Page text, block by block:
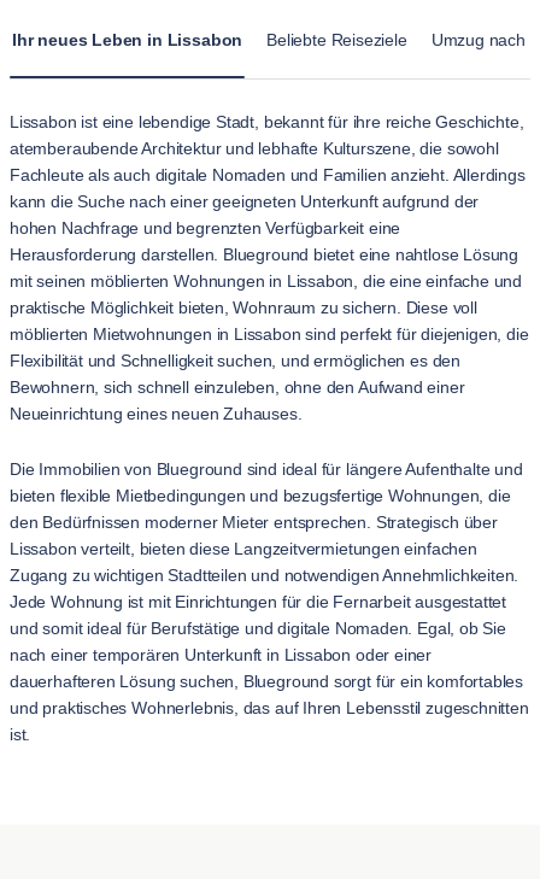
Ihr neues Leben in Lissabon Beliebte Reiseziele Umzug nach
Lissabon ist eine lebendige Stadt, bekannt für ihre reiche Geschichte,
atemberaubende Architektur und lebhafte Kulturszene, die sowohl
Fachleute als auch digitale Nomaden und Familien anzieht. Allerdings
kann die Suche nach einer geeigneten Unterkunft aufgrund der
hohen Nachfrage und begrenzten Verfügbarkeit eine
Herausforderung darstellen. Blueground bietet eine nahtlose Lösung
mit seinen möblierten Wohnungen in Lissabon, die eine einfache und
praktische Möglichkeit bieten, Wohnraum zu sichern. Diese voll
möblierten Mietwohnungen in Lissabon sind perfekt für diejenigen, die
Flexibilität und Schnelligkeit suchen, und ermöglichen es den
Bewohnern, sich schnell einzuleben, ohne den Aufwand einer
Neueinrichtung eines neuen Zuhauses.
Die Immobilien von Blueground sind ideal für längere Aufenthalte und
bieten flexible Mietbedingungen und bezugsfertige Wohnungen, die
den Bedürfnissen moderner Mieter entsprechen. Strategisch über
Lissabon verteilt, bieten diese Langzeitvermietungen einfachen
Zugang zu wichtigen Stadtteilen und notwendigen Annehmlichkeiten.
Jede Wohnung ist mit Einrichtungen für die Fernarbeit ausgestattet
und somit ideal für Berufstätige und digitale Nomaden. Egal, ob Sie
nach einer temporären Unterkunft in Lissabon oder einer
dauerhafteren Lösung suchen, Blueground sorgt für ein komfortables
und praktisches Wohnerlebnis, das auf Ihren Lebensstil zugeschnitten
ist.